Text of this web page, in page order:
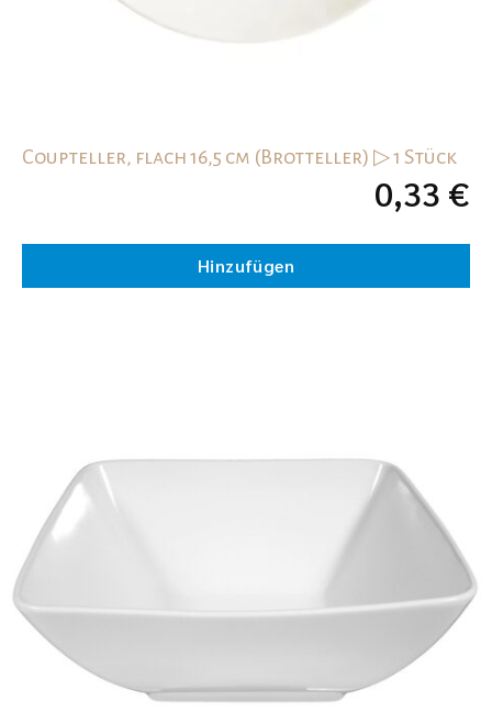
Coupteller, flach 16,5 cm (Brotteller) ▷ 1 Stück
0,33 €
Hinzufügen